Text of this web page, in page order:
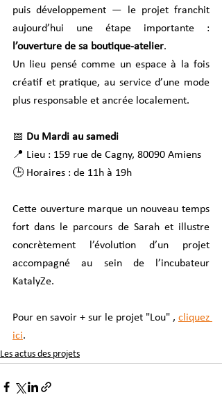
puis développement — le projet franchit
l’ouverture de sa boutique-atelier.
Un lieu pensé comme un espace à la fois
créatif et pratique, au service d’une mode
plus responsable et ancrée localement.
📅 Du Mardi au samedi
📍 Lieu : 159 rue de Cagny, 80090 Amiens
🕒 Horaires : de 11h à 19h
Cette ouverture marque un nouveau temps
fort dans le parcours de Sarah et illustre
concrètement l’évolution d’un projet
accompagné au sein de l’incubateur
KatalyZe.
Pour en savoir + sur le projet "Lou" , cliquez
ici.
Les actus des projets